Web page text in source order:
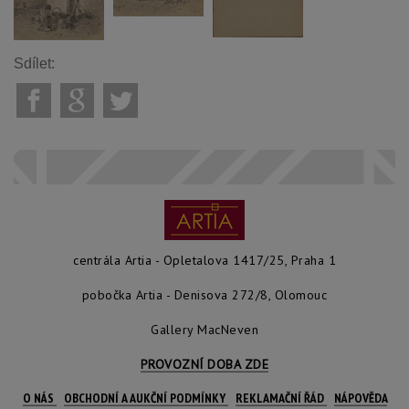
Sdílet:
centrála Artia - Opletalova 1417/25, Praha 1
pobočka Artia - Denisova 272/8, Olomouc
Gallery MacNeven
PROVOZNÍ DOBA ZDE
O NÁS OBCHODNÍ A AUKČNÍ PODMÍNKY REKLAMAČNÍ ŘÁD NÁPOVĚDA